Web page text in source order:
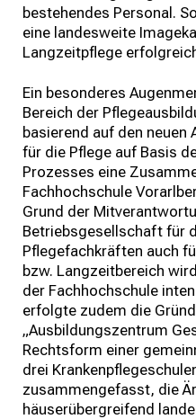
bestehendes Personal.
eine landesweite
Langzeitpflege
Ein besonderes
Bereich der
basierend auf den
für die Pflege auf Basis
Prozesses eine
Fachhochschule
Grund der
Betriebsgesellschaft für
Pflegefachkräften auch
bzw. Langzeitbereich
der Fachhochschule
erfolgte zudem die
„Ausbildungszentrum
Rechtsform einer
drei
zusammengefasst, die
häuserübergreifend